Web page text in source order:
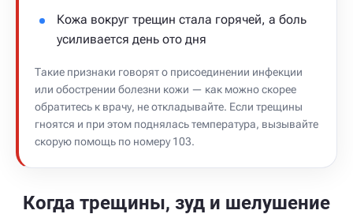
Кожа вокруг трещин стала горячей, а боль
усиливается день ото дня
Такие признаки говорят о присоединении инфекции
или обострении болезни кожи — как можно скорее
обратитесь к врачу, не откладывайте. Если трещины
гноятся и при этом поднялась температура, вызывайте
скорую помощь по номеру 103.
Когда трещины, зуд и шелушение